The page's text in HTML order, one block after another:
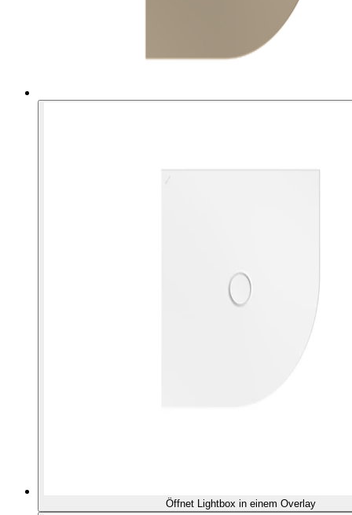
Öffnet Lightbox in einem Overlay